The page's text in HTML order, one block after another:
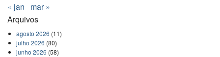
« jan
mar »
Arquivos
agosto 2026 (11)
julho 2026 (80)
junho 2026 (58)